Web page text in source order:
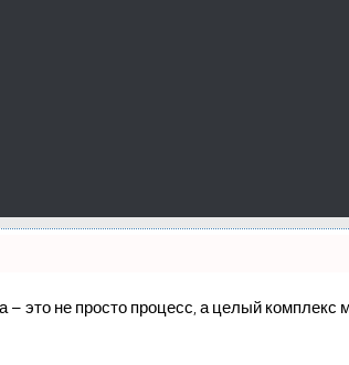
– это не просто процесс, а целый